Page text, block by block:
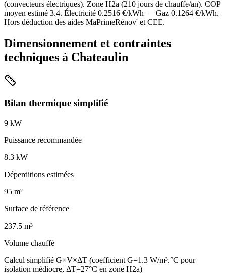
(convecteurs électriques). Zone H2a (210 jours de chauffe/an). COP
moyen estimé 3.4. Électricité 0.2516 €/kWh — Gaz 0.1264 €/kWh.
Hors déduction des aides MaPrimeRénov' et CEE.
Dimensionnement et contraintes
techniques à Chateaulin
Bilan thermique simplifié
9 kW
Puissance recommandée
8.3 kW
Déperditions estimées
95 m²
Surface de référence
237.5 m³
Volume chauffé
Calcul simplifié G×V×ΔT (coefficient G=1.3 W/m³.°C pour
isolation médiocre, ΔT=27°C en zone H2a)